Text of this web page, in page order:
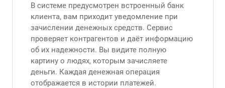
В системе предусмотрен встроенный банк
клиента, вам приходит уведомление при
зачислении денежных средств. Сервис
проверяет контрагентов и даёт информацию
об их надежности. Вы видите полную
картину о людях, которым зачисляете
деньги. Каждая денежная операция
отображается в истории платежей.